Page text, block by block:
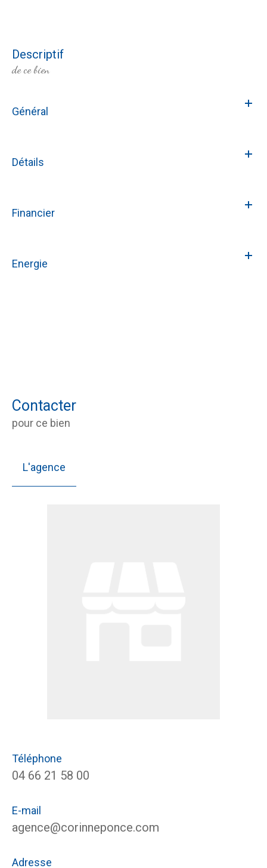
descriptif
de ce bien
Général
Détails
Financier
Energie
Contacter
pour ce bien
L'agence
Téléphone
04 66 21 58 00
E-mail
agence@corinneponce.com
Adresse